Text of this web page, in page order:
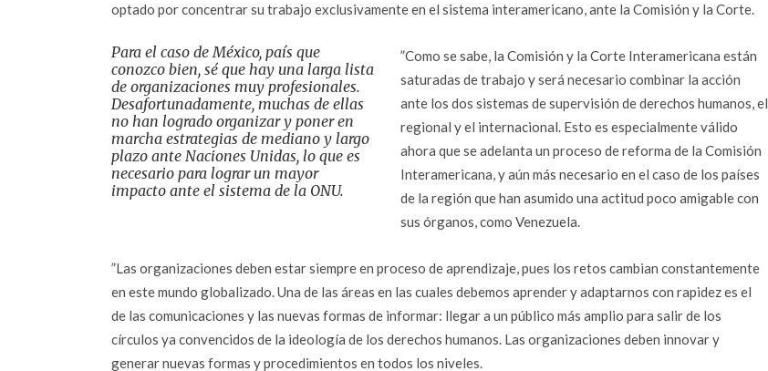
optado por concentrar su trabajo exclusivamente en el sistema interamericano, ante la Comisión y la Corte.
Para el caso de México, país que
conozco bien, sé que hay una larga lista
de organizaciones muy profesionales.
Desafortunadamente, muchas de ellas
no han logrado organizar y poner en
marcha estrategias de mediano y largo
plazo ante Naciones Unidas, lo que es
necesario para lograr un mayor
impacto ante el sistema de la ONU.
”Como se sabe, la Comisión y la Corte Interamericana están
saturadas de trabajo y será necesario combinar la acción
ante los dos sistemas de supervisión de derechos humanos, el
regional y el internacional. Esto es especialmente válido
ahora que se adelanta un proceso de reforma de la Comisión
Interamericana, y aún más necesario en el caso de los países
de la región que han asumido una actitud poco amigable con
sus órganos, como Venezuela.
”Las organizaciones deben estar siempre en proceso de aprendizaje, pues los retos cambian constantemente
en este mundo globalizado. Una de las áreas en las cuales debemos aprender y adaptarnos con rapidez es el
de las comunicaciones y las nuevas formas de informar: llegar a un público más amplio para salir de los
círculos ya convencidos de la ideología de los derechos humanos. Las organizaciones deben innovar y
generar nuevas formas y procedimientos en todos los niveles.